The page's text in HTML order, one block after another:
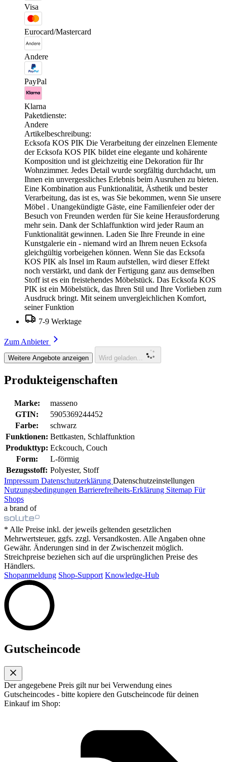
Visa
Eurocard/Mastercard
Andere
PayPal
Klarna
Paketdienste:
Andere
Artikelbeschreibung:
Ecksofa KOS PIK Die Verarbeitung der einzelnen Elemente
der Ecksofa KOS PIK bildet eine elegante und kohärente
Komposition und ist gleichzeitig eine Dekoration für Ihr
Wohnzimmer. Jedes Detail wurde sorgfältig durchdacht, um
Ihnen ein unvergessliches Erlebnis beim Ausruhen zu bieten.
Eine Kombination aus Funktionalität, Ästhetik und bester
Verarbeitung, das ist es, was Sie bekommen, wenn Sie unsere
Möbel . Unangekündigte Gäste, eine Familienfeier oder der
Besuch von Freunden werden für Sie keine Herausforderung
mehr sein. Dank der Schlaffunktion wird jeder Raum an
Funktionalität gewinnen. Laden Sie Ihre Freunde in eine
Kunstgalerie ein - niemand wird an Ihrem neuen Ecksofa
gleichgültig vorbeigehen können. Wenn Sie das Ecksofa
KOS PIK als Insel im Raum aufstellen, wird dieser Effekt
noch verstärkt, und dank der Fertigung ganz aus demselben
Stoff ist es ein freistehendes Möbelstück. Das Ecksofa KOS
PIK ist ein Möbelstück, das Ihren Stil und Ihre Vorlieben zum
Ausdruck bringt. Mit seinem unvergleichlichen Komfort,
seiner Funktion
7-9 Werktage
Zum Anbieter
Weitere Angebote anzeigen Wird geladen...
Produkteigenschaften
Marke:
masseno
GTIN:
5905369244452
Farbe:
schwarz
Funktionen: Bettkasten, Schlaffunktion
Produkttyp: Eckcouch, Couch
Form:
L-förmig
Bezugsstoff: Polyester, Stoff
Impressum Datenschutzerklärung Datenschutzeinstellungen
Nutzungsbedingungen Barrierefreiheits-Erklärung Sitemap Für
Shops
a brand of
* Alle Preise inkl. der jeweils geltenden gesetzlichen
Mehrwertsteuer, ggfs. zzgl. Versandkosten. Alle Angaben ohne
Gewähr. Änderungen sind in der Zwischenzeit möglich.
Streichpreise beziehen sich auf die ursprünglichen Preise des
Händlers.
Shopanmeldung Shop-Support Knowledge-Hub
Gutscheincode
Der angegebene Preis gilt nur bei Verwendung eines
Gutscheincodes - bitte kopiere den Gutscheincode für deinen
Einkauf im Shop: